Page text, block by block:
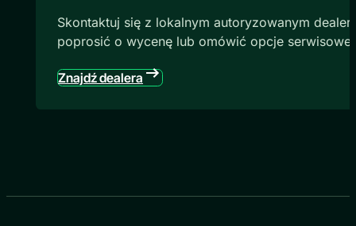
Skontaktuj się z lokalnym autoryzowanym
poprosić o wycenę lub omówić opcje
Znajdź dealera